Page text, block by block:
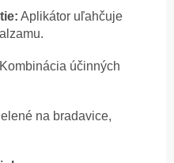
Aplikátor uľahčuje
Kombinácia účinných
na bradavice,